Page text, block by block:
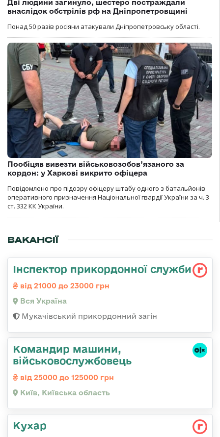
Дві людини загинуло, шестеро постраждали
внаслідок обстрілів рф на Дніпропетровщині
Понад 50 разів росіяни атакували Дніпропетровську області.
Пообіцяв вивезти військовозобов’язаного за
кордон: у Харкові викрито офіцера
Повідомлено про підозру офіцеру штабу одного з батальйонів
оперативного призначення Національної гвардії України за ч. 3
ст. 332 КК України.
ВАКАНСІЇ
Інспектор прикордонної служби
від 21000 до 23000 грн
Вся Україна
Мукачівський прикордонний загін
Командир машини,
військовослужбовець
від 25000 до 125000 грн
Київ, Київська область
Кухар